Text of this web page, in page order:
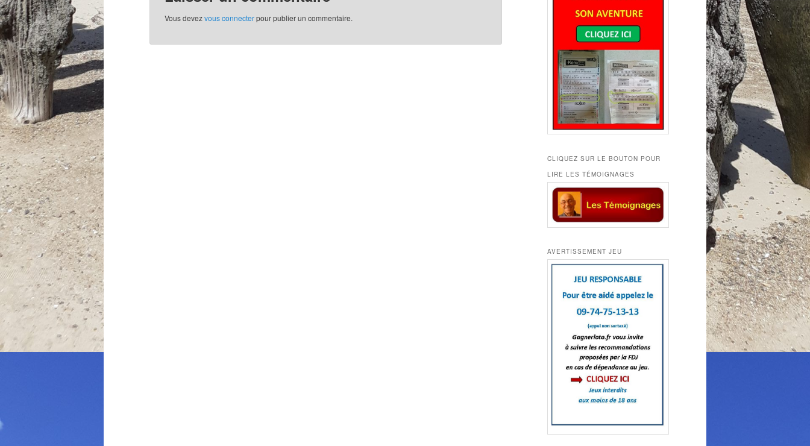
Vous devezvous connecterpour publier un commentaire.
CLIQUEZ SUR LE BOUTON POUR
LIRE LES TÉMOIGNAGES
AVERTISSEMENT JEU